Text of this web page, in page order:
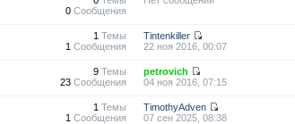
0Сообщения
1 Темы
1 Сообщения
Tintenkiller
22 ноя 2016, 00:07
9Темы
23Сообщения
petrovich
04 ноя 2016, 07:15
1 Темы
1 Сообщения
TimothyAdven
07 сен 2025, 08:38